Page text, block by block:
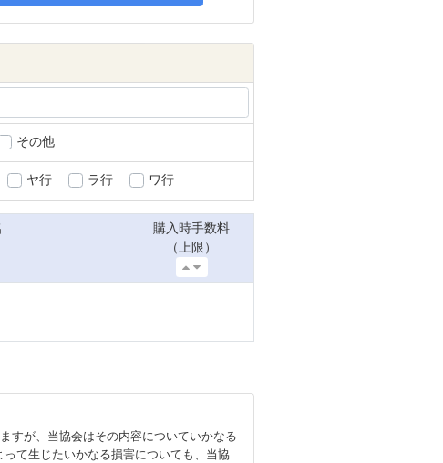
その他
ヤ行 ラ行 ワ行
購入時手数料
（上限）
すが、当協会はその内容についていかなる
て生じたいかなる損害についても、当協